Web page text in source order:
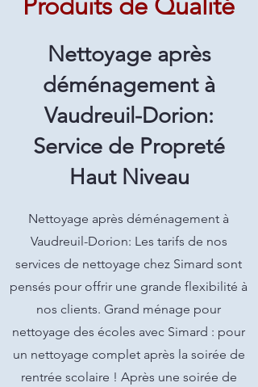
Produits de Qualité
Nettoyage après
déménagement à
Vaudreuil-Dorion:
Service de Propreté
Haut Niveau
Nettoyage après déménagement à
Vaudreuil-Dorion: Les tarifs de nos
services de nettoyage chez Simard sont
pensés pour offrir une grande flexibilité à
nos clients. Grand ménage pour
nettoyage des écoles avec Simard : pour
un nettoyage complet après la soirée de
rentrée scolaire ! Après une soirée de